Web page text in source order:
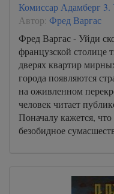
Комиссар Адамберг
Автор: Фред Варгас
Фред Варгас - Уйди
французской столице
дверях квартир
города появляются
на оживленном
человек читает
Поначалу кажется,
безобидное